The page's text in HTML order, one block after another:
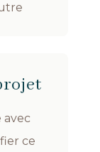
avec
ce